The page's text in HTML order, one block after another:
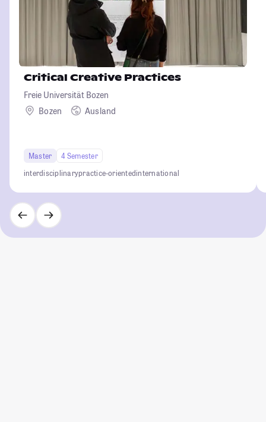
Critical Creative Practices
Freie Universität Bozen
Bozen
Ausland
Master
4 Semester
interdisciplinarypractice-orientedinternational